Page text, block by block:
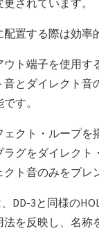
置する際は効率
ウト端子を使用す
とダイレクト音
す。
ェクト・ループを
ラグをダイレクト
ト音のみをブレ
、DD-3と同様の
法を反映し、名称